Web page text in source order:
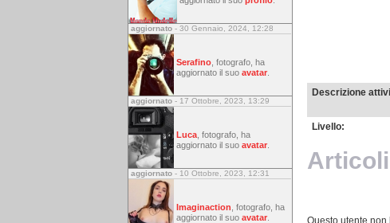
Descrizione
Livello:
Articoli
Questo utente
aggiornato - 30 Gennaio, 2024, 12:28
Serafino , fotografo, ha
aggiornato il suo avatar
aggiornato - 17 Ottobre, 2023, 13:29
Luca , fotografo, ha
aggiornato il suo avatar
aggiornato - 10 Ottobre, 2023, 12:31
Imaginaction , fotografo, ha
aggiornato il suo avatar